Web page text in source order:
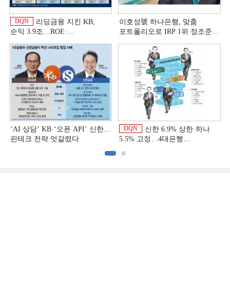
DQN
리딩금융 지킨 KB,
순익 3.9조…ROE·
상반기 금융 리그테이블]
이호성號 하나은행, 맞춤
포트폴리오로 IRP 1위 정조준
‘AI 상담’ KB·‘오픈 API’ 신한…
핀테크 전략 엇갈렸다
DQN
신한 6.9% 상한·하나
5.5% 고정…4대은행